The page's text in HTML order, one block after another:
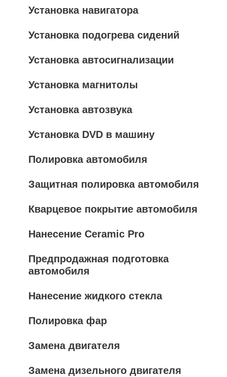
Установка навигатора
Установка подогрева сидений
Установка автосигнализации
Установка магнитолы
Установка автозвука
Установка DVD в машину
Полировка автомобиля
Защитная полировка автомобиля
Кварцевое покрытие автомобиля
Нанесение Ceramic Pro
Предпродажная подготовка
автомобиля
Нанесение жидкого стекла
Полировка фар
Замена двигателя
Замена дизельного двигателя